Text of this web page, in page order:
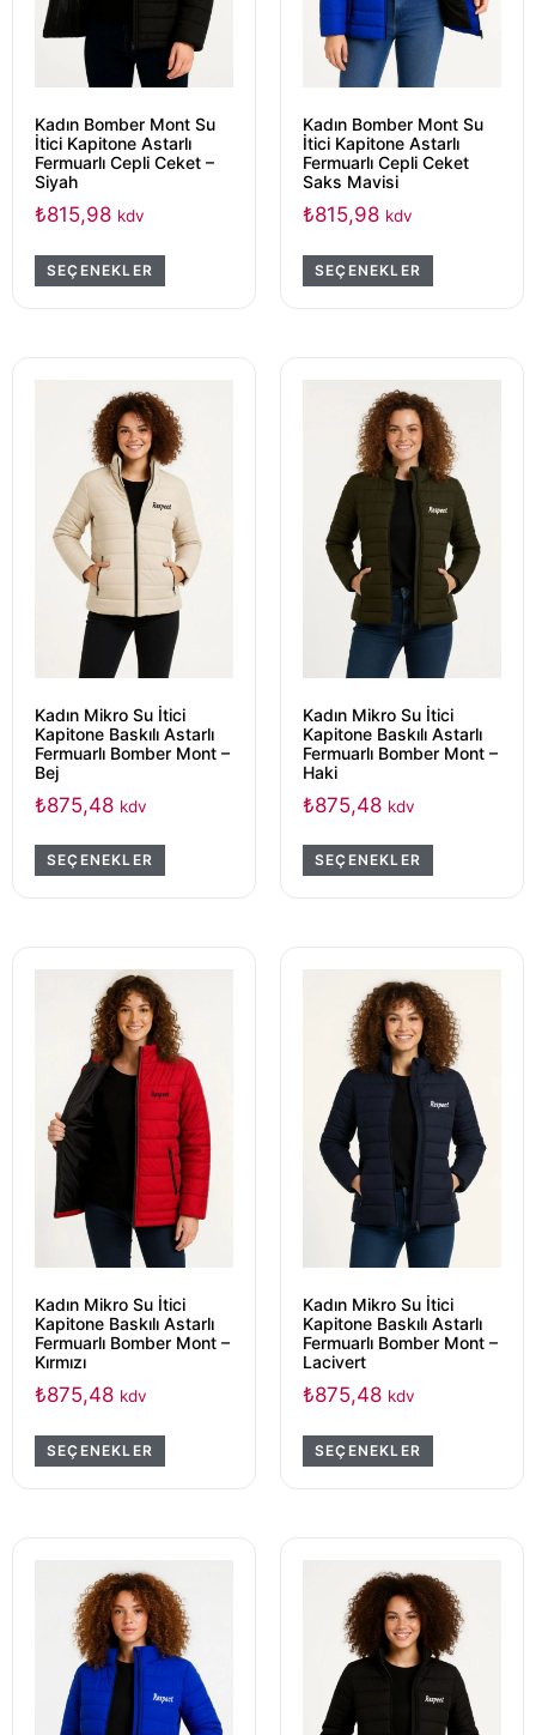
Kadın Bomber Mont Su
İtici Kapitone Astarlı
Fermuarlı Cepli Ceket –
Siyah
₺815,98 kdv
SEÇENEKLER
Kadın Bomber Mont Su
İtici Kapitone Astarlı
Fermuarlı Cepli Ceket
Saks Mavisi
₺815,98 kdv
SEÇENEKLER
Kadın Mikro Su İtici
Kapitone Baskılı Astarlı
Fermuarlı Bomber Mont –
Bej
₺875,48 kdv
SEÇENEKLER
Kadın Mikro Su İtici
Kapitone Baskılı Astarlı
Fermuarlı Bomber Mont –
Haki
₺875,48 kdv
SEÇENEKLER
Kadın Mikro Su İtici
Kapitone Baskılı Astarlı
Fermuarlı Bomber Mont –
Kırmızı
₺875,48 kdv
SEÇENEKLER
Kadın Mikro Su İtici
Kapitone Baskılı Astarlı
Fermuarlı Bomber Mont –
Lacivert
₺875,48 kdv
SEÇENEKLER